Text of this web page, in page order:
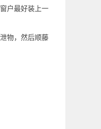
户最好装上一
物，然后顺藤